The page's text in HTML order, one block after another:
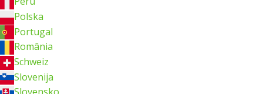
Polska
Portugal
România
Schweiz
Slovenija